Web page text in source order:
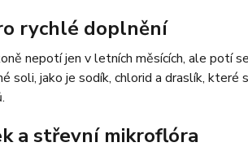
rychlé doplnění
nepotí jen v letních měsících, ale potí
jako je sodík, chlorid a draslík, které
a střevní mikroflóra